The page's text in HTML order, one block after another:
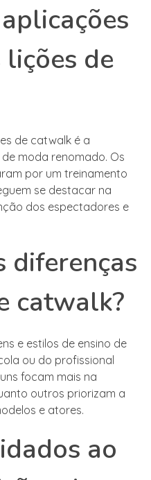
de
de catwalk é a
moda renomado. Os
por um treinamento
se destacar na
dos espectadores e
diferenças
catwalk?
e estilos de ensino de
ou do profissional
focam mais na
outros priorizam a
e atores.
ao